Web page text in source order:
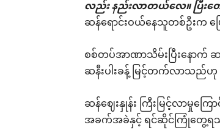
လည်း နည်းလာတယ်လေ။ ပြီး
ဆန်ရောင်းဝယ်နေသူတစ်ဦးက ပ
စစ်တပ်အာဏာသိမ်းပြီးနောက် ဆ
ဆနီးပါးခန့် မြင့်တက်လာသည်
ဆန်ဈေးနှုန်း ကြီးမြင့်လာမှုက
အခက်အခဲနှင့် ရင်ဆိုင်ကြုံတွေ့ရသ